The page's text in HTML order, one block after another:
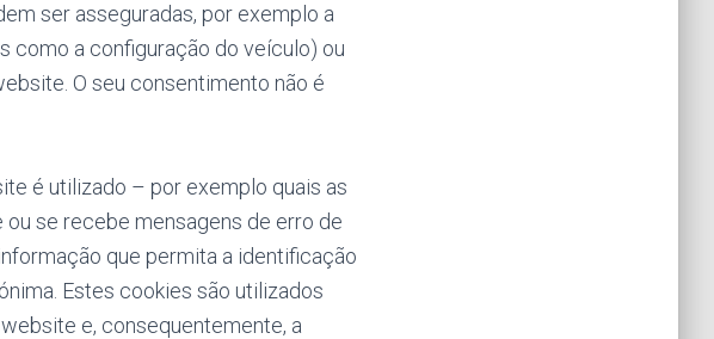
ser asseguradas, por exemplo a
como a configuração do veículo) ou
O seu consentimento não é
é utilizado – por exemplo quais as
se recebe mensagens de erro de
que permita a identificação
Estes cookies são utilizados
e, consequentemente, a